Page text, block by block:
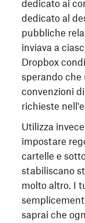
dedicato ai
dedicato al
pubbliche
inviava a
Dropbox
sperando che
convenzioni
richieste
Utilizza
impostare
cartelle e
stabiliscano
molto altro. I
saprai che